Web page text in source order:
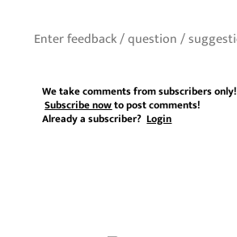
We take comments from subscribers only!
Subscribe nowto post comments!
Already a subscriber?Login